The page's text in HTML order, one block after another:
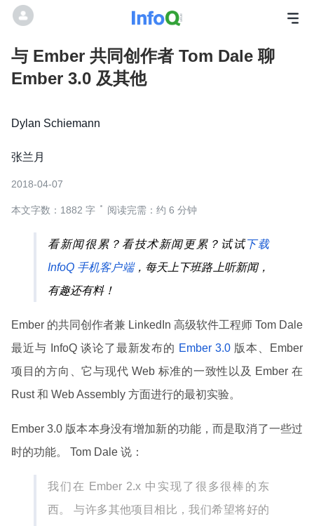
与 Ember 共同创作者 Tom Dale 聊
Ember 3.0 及其他
Dylan Schiemann
张兰月
2018-04-07
本文字数：1882 字 阅读完需：约 6 分钟
看新闻很累？看技术新闻更累？试试下载
InfoQ 手机客户端，每天上下班路上听新闻，
有趣还有料！
Ember 的共同创作者兼 LinkedIn 高级软件工程师 Tom Dale
最近与 InfoQ 谈论了最新发布的 Ember 3.0 版本、Ember
项目的方向、它与现代 Web 标准的一致性以及 Ember 在
Rust 和 Web Assembly 方面进行的最初实验。
Ember 3.0 版本本身没有增加新的功能，而是取消了一些过
时的功能。 Tom Dale 说：
我们在 Ember 2.x 中实现了很多很棒的东
西。 与许多其他项目相比，我们希望将好的